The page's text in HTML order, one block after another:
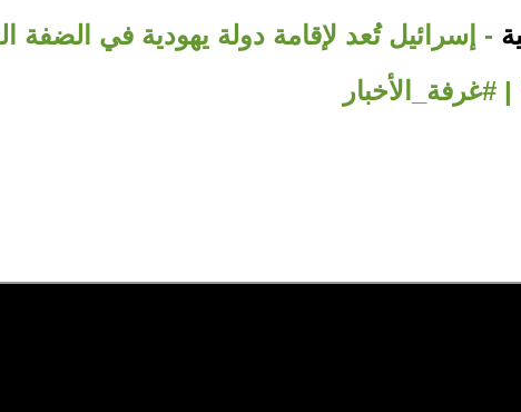
- إسرائيل تُعد لإقامة دولة يهودية في الضفة
#غرفة_الأخبار